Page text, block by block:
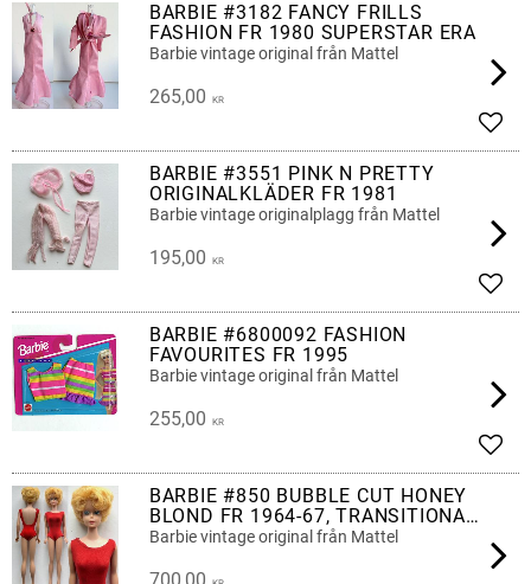
BARBIE #3182 FANCY FRILLS
FASHION FR 1980 SUPERSTAR ERA
Barbie vintage original från Mattel
265,00 KR
BARBIE #3551 PINK N PRETTY
ORIGINALKLÄDER FR 1981
Barbie vintage originalplagg från Mattel
195,00 KR
BARBIE #6800092 FASHION
FAVOURITES FR 1995
Barbie vintage original från Mattel
255,00 KR
BARBIE #850 BUBBLE CUT HONEY
BLOND FR 1964-67, TRANSITIONAL
(4)
Barbie vintage original från Mattel